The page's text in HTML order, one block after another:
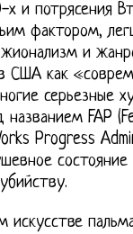
х и потрясения
фактором,
и
США как
серьезные
FAP
Progress
состояние
искусстве